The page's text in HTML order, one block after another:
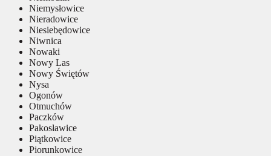
Niemysłowice
Nieradowice
Niesiebędowice
Niwnica
Nowaki
Nowy Las
Nowy Świętów
Nysa
Ogonów
Otmuchów
Paczków
Pakosławice
Piątkowice
Piorunkowice